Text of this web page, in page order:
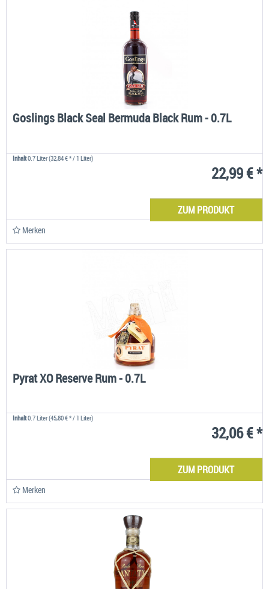
Goslings Black Seal Bermuda Black Rum - 0.7L
Inhalt0.7 Liter(32,84 € * / 1 Liter)
22,99 € *
ZUM PRODUKT
Merken
Pyrat XO Reserve Rum - 0.7L
Inhalt0.7 Liter(45,80 € * / 1 Liter)
32,06 € *
ZUM PRODUKT
Merken